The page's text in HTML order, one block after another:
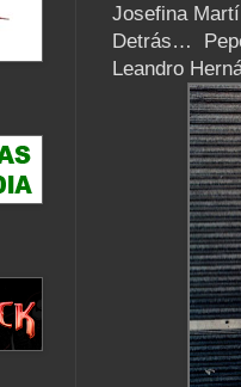
Josefina
Detrás…
Leandro